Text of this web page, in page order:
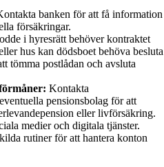
banken för att få information
försäkringar.
i hyresrätt behöver kontraktet
hus kan dödsboet behöva besluta
tömma postlådan och avsluta
Kontakta
pensionsbolag för att
eller livförsäkring.
medier och digitala tjänster.
rutiner för att hantera konton